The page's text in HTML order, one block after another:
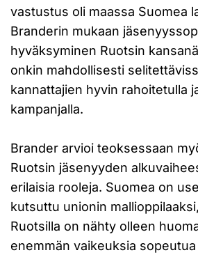
vastustus oli maassa Suomea
Branderin mukaan
hyväksyminen Ruotsin
onkin mahdollisesti
kannattajien hyvin rahoitetulla
kampanjalla.
Brander arvioi teoksessaan
Ruotsin jäsenyyden
erilaisia rooleja. Suomea on
kutsuttu unionin
Ruotsilla on nähty olleen
enemmän vaikeuksia